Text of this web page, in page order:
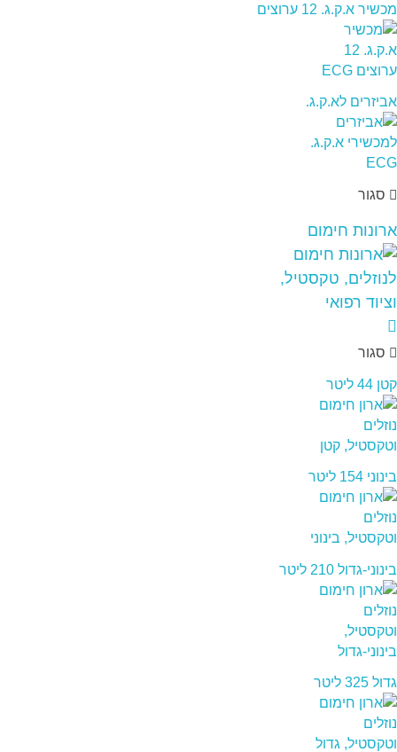
מכשיר א.ק.ג. 12 ערוצים
אביזרים לא.ק.ג.
סגור
ארונות חימום
סגור
קטן 44 ליטר
בינוני 154 ליטר
בינוני-גדול 210 ליטר
גדול 325 ליטר